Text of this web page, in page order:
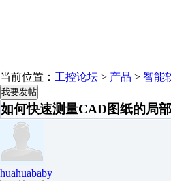
当前位置： 工控论坛 > 产品 > 智能
我要发帖
如何快速测量CAD图纸的局
huahuababy